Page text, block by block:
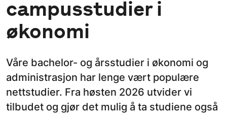
campusstudier i
økonomi
Våre bachelor- og årsstudier i økonomi og
administrasjon har lenge vært populære
nettstudier. Fra høsten 2026 utvider vi
tilbudet og gjør det mulig å ta studiene også